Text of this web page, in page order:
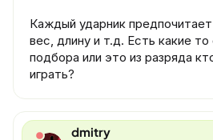
Каждый ударник
вес, длину и т.д. Есть какие
подбора или это из разряда
играть?
dmitry